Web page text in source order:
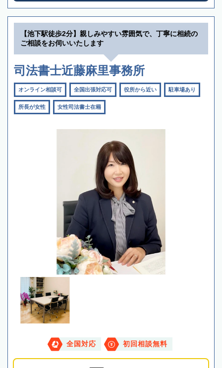
【池下駅徒歩2分】親しみやすい雰囲気で、丁寧に相続の
ご相談をお伺いいたします
司法書士近藤麻里事務所
オンライン相談可 全国出張対応可 役所から近い 駐車場あり
所長が女性 女性司法書士在籍
全国対応 初回相談無料